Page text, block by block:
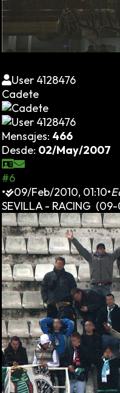
User 4128476
Cadete
Mensajes: 466
Desde: 02/May/2007
#6
•
09/Feb/2010, 01:10•
SEVILLA - RACING